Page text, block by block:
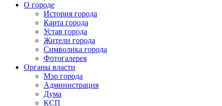
О городе
История города
Карта города
Устав города
Жители города
Символика города
Фотогалерея
Органы власти
Мэр города
Администрация
Дума
КСП